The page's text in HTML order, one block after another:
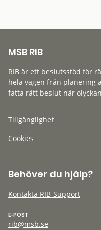
MSB RIB
RIB är ett beslutsstöd för
hela vägen från planering
fatta rätt beslut när
Tillgänglighet
Cookies
Behöver du hjälp?
Kontakta RIB Support
E-POST
rib@msb.se